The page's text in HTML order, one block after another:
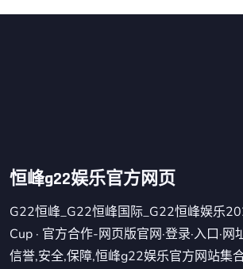
恒峰g22娱乐官方网页
G22恒峰_G22恒峰国际_G22恒峰娱乐
Cup · 官方合作-网页版官网·登录·入口·
信誉,安全,保障,恒峰g22娱乐官方网站集